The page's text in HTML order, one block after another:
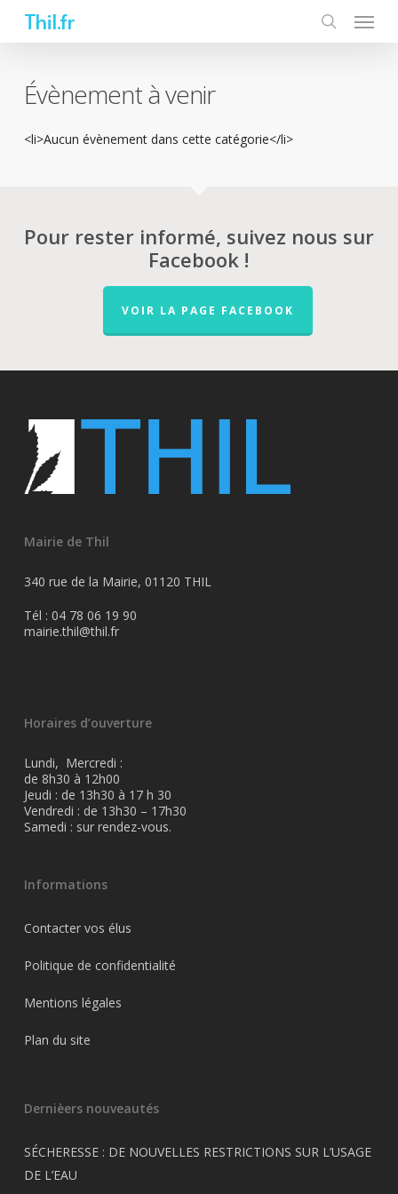
content
Thil.fr
Évènement à venir
<li>Aucun évènement dans cette catégorie</li>
Pour rester informé, suivez nous sur
Facebook !
VOIR LA PAGE FACEBOOK
Mairie de Thil
340 rue de la Mairie, 01120 THIL
Tél : 04 78 06 19 90
mairie.thil@thil.fr
Horaires d’ouverture
Lundi, Mercredi :
de 8h30 à 12h00
Jeudi : de 13h30 à 17 h 30
Vendredi : de 13h30 – 17h30
Samedi : sur rendez-vous.
Informations
Contacter vos élus
Politique de confidentialité
Mentions légales
Plan du site
Dernièers nouveautés
SÉCHERESSE : DE NOUVELLES RESTRICTIONS SUR L’USAGE
DE L’EAU